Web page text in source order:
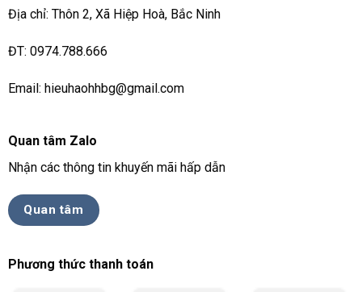
Địa chỉ: Thôn 2, Xã Hiệp Hoà, Bắc Ninh
ĐT: 0974.788.666
Email: hieuhaohhbg@gmail.com
Quan tâm Zalo
Nhận các thông tin khuyến mãi hấp dẫn
Quan tâm
Phương thức thanh toán